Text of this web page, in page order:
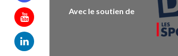
Instagram
Youtube
Avec le soutien de